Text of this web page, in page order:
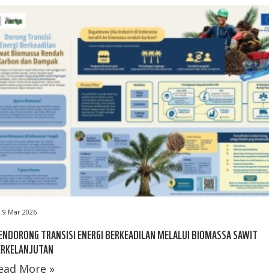
9 Mar 2026
TRANSISI ENERGI BERKEADILAN MELALUI BIOMASSA SAWIT
More »